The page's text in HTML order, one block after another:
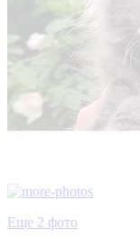
Еще 2 фото